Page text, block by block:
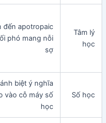
Tâm lý
học
đến apotropaic
phó mang nỗi
sợ
Số học
biệt ý nghĩa
vào cỗ máy số
học